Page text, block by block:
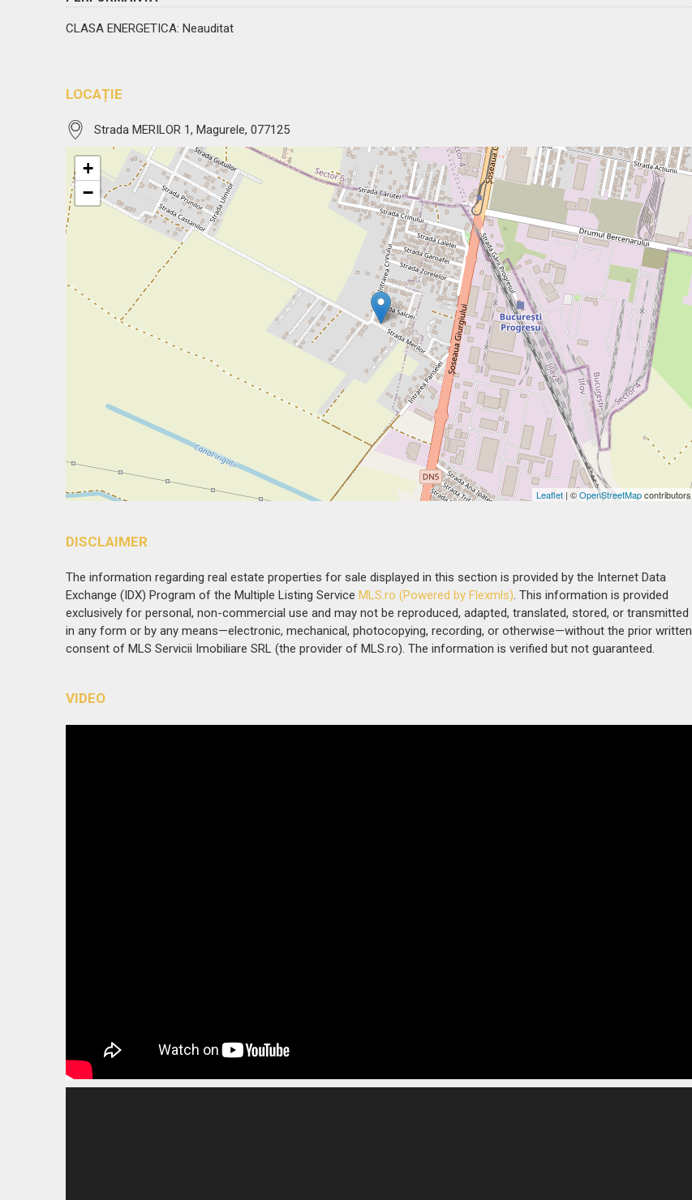
CLASA ENERGETICA: Neauditat
LOCAȚIE
Strada MERILOR 1, Magurele, 077125
+
−
Leaflet| ©OpenStreetMapcontributors
DISCLAIMER
The information regarding real estate properties for sale displayed in this section is provided by the Internet Data
Exchange (IDX) Program of the Multiple Listing Service MLS.ro (Powered by Flexmls). This information is provided
exclusively for personal, non-commercial use and may not be reproduced, adapted, translated, stored, or transmitted
in any form or by any means—electronic, mechanical, photocopying, recording, or otherwise—without the prior written
consent of MLS Servicii Imobiliare SRL (the provider of MLS.ro). The information is verified but not guaranteed.
VIDEO